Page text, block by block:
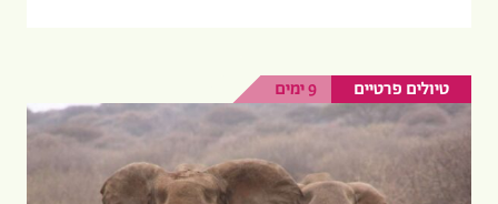
טיולים פרטיים 9 ימים